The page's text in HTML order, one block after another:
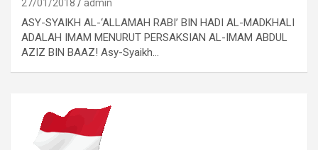
27/01/2018 admin
ASY-SYAIKH AL-‘ALLAMAH RABI’ BIN HADI AL-MADKHALI
ADALAH IMAM MENURUT PERSAKSIAN AL-IMAM ABDUL
AZIZ BIN BAAZ! Asy-Syaikh…